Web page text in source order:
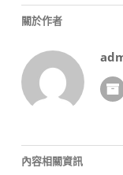
關於作者
內容相關資訊